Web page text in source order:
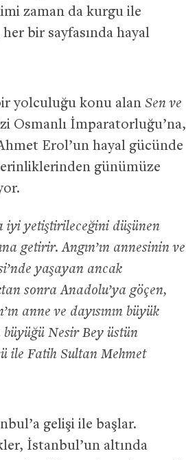
zaman da kurgu ile
bir sayfasında hayal
yolculuğu konu alan Sen ve
Osmanlı İmparatorluğu’na,
Erol’un hayal gücünde
günümüze
iyi yetiştirileceğini düşünen
getirir. Angın’ın annesinin ve
yaşayan ancak
sonra Anadolu’ya göçen,
anne ve dayısının büyük
Nesir Bey üstün
ile Fatih Sultan Mehmet
gelişi ile başlar.
İstanbul’un altında